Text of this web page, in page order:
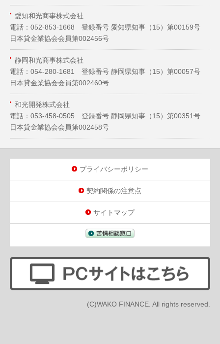
愛知和光商事株式会社
電話：052-853-1668 登録番号 愛知県知事（15）第00159号
日本貸金業協会会員第002456号
静岡和光商事株式会社
電話：054-280-1681 登録番号 静岡県知事（15）第00057号
日本貸金業協会会員第002460号
和光開発株式会社
電話：053-458-0505 登録番号 静岡県知事（15）第00351号
日本貸金業協会会員第002458号
プライバシーポリシー
契約関係の注意点
サイトマップ
(C)WAKO FINANCE. All rights reserved.